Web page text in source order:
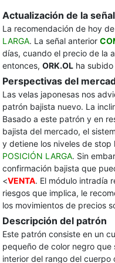
Actualización de la señal
La recomendación de hoy
LARGA. La señal anterior
días, cuando el precio de la
entonces, ORK.OL ha subido
Perspectivas del
Las velas japonesas nos
patrón bajista nuevo. La
Basado a este patrón y en
bajista del mercado, el
y detiene los niveles de stop
POSICIÓN LARGA. Sin
confirmación bajista que
<VENTA. El módulo intradía
riesgos que implica, le
los movimientos de precios
Descripción del patrón
Este patrón consiste en un
pequeño de color negro
interior del rango del cuerpo